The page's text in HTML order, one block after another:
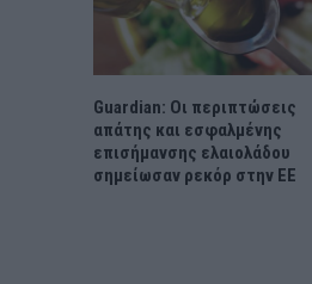
Guardian: Οι περιπτώσεις
απάτης και εσφαλμένης
επισήμανσης ελαιολάδου
σημείωσαν ρεκόρ στην ΕΕ